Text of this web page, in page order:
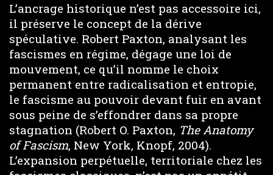
L’ancrage historique n’est pas accessoire ici,
il préserve le concept de la dérive
spéculative. Robert Paxton, analysant les
fascismes en régime, dégage une loi de
mouvement, ce qu’il nomme le choix
permanent entre radicalisation et entropie,
le fascisme au pouvoir devant fuir en avant
sous peine de s’effondrer dans sa propre
stagnation (Robert O. Paxton, The Anatomy
of Fascism, New York, Knopf, 2004).
L’expansion perpétuelle, territoriale chez les